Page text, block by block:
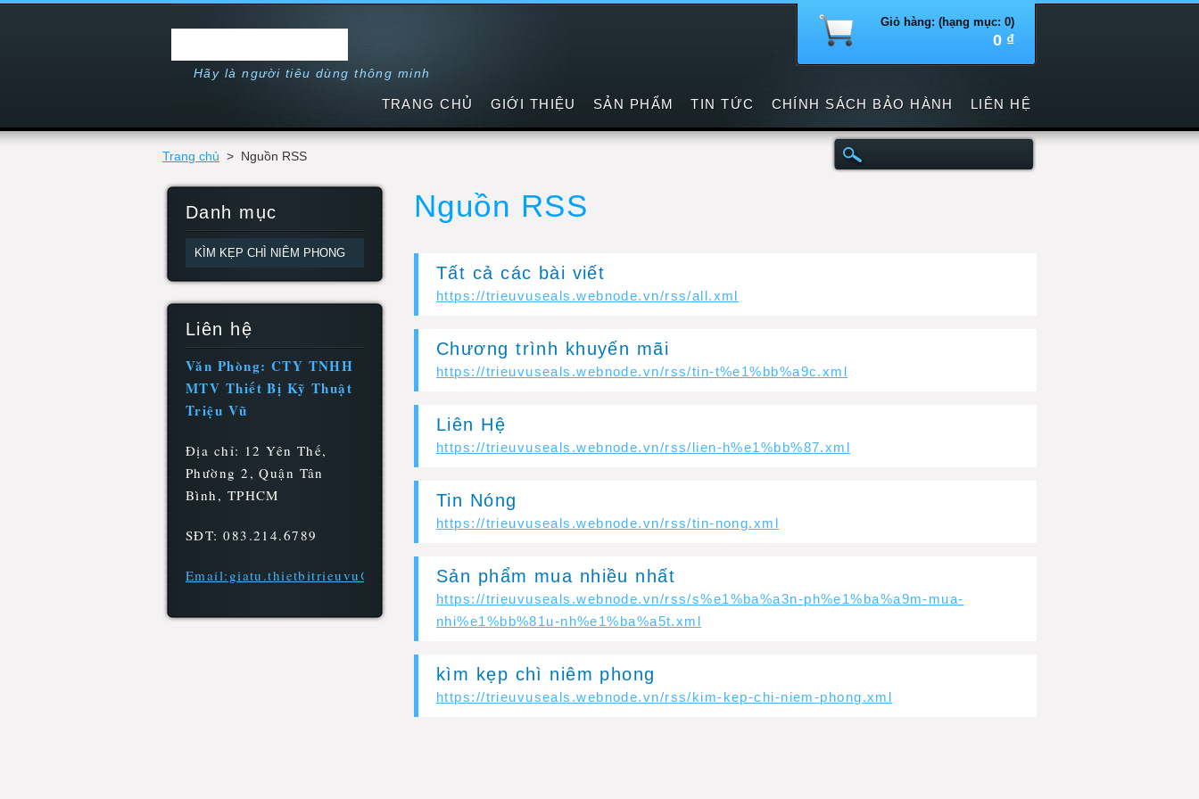
Hãy là người tiêu dùng thông minh
Trang chủ > Nguồn RSS
Nguồn RSS
Tất cả các bài viết
https://trieuvuseals.webnode.vn/rss/all.xml
Chương trình khuyến mãi
https://trieuvuseals.webnode.vn/rss/tin-t%e1%bb%a9c.xml
Liên Hệ
https://trieuvuseals.webnode.vn/rss/lien-h%e1%bb%87.xml
Tin Nóng
https://trieuvuseals.webnode.vn/rss/tin-nong.xml
Sản phẩm mua nhiều nhất
https://trieuvuseals.webnode.vn/rss/s%e1%ba%a3n-ph%e1%ba%a9m-mua-
nhi%e1%bb%81u-nh%e1%ba%a5t.xml
kìm kẹp chì niêm phong
https://trieuvuseals.webnode.vn/rss/kim-kep-chi-niem-phong.xml
Danh mục
KÌM KẸP CHÌ NIÊM PHONG
Liên hệ
Văn Phòng: CTY TNHH
MTV Thiết Bị Kỹ Thuật
Triệu Vũ
Địa chỉ: 12 Yên Thế,
Phường 2, Quận Tân
Bình, TPHCM
SĐT: 083.214.6789
Email:giatu.thietbitrieuvu@gmail.com
TRANG CHỦ GIỚI THIỆU SẢN PHẨM TIN TỨC CHÍNH SÁCH BẢO HÀNH LIÊN HỆ
Giỏ hàng: (hạng mục: 0)
0 ₫